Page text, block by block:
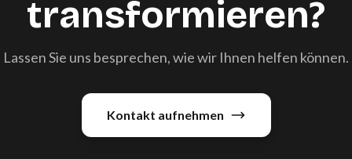
transformieren?
Lassen Sie uns besprechen, wie wir Ihnen helfen können.
Kontakt aufnehmen